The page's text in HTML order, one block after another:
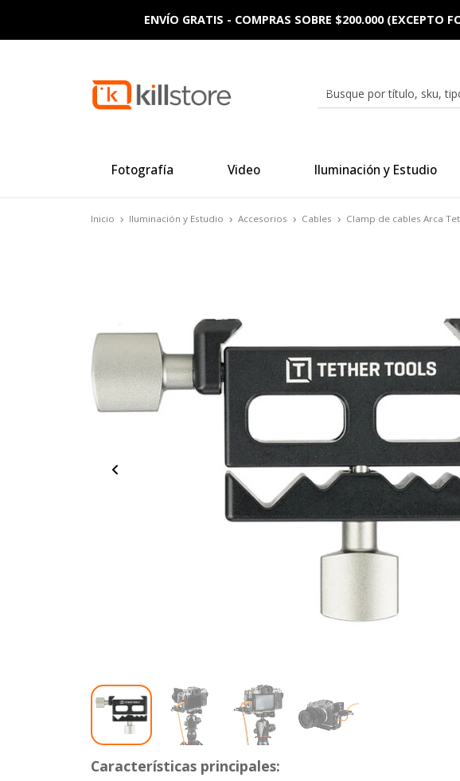
Fotografía Video Iluminación y Estudio
ENVÍO GRATIS - COMPRAS SOBRE $200.000 (EXCEPTO
Inicio Iluminación y Estudio Accesorios Cables Clamp de cables Arca
Características principales: